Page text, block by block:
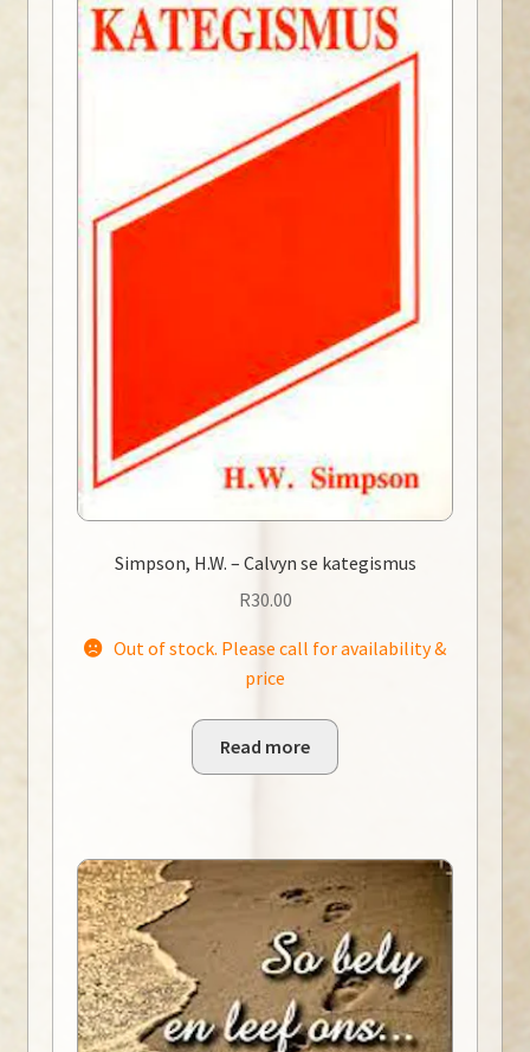
Simpson, H.W. – Calvyn se kategismus
R30.00
Out of stock. Please call for availability &
price
Read more